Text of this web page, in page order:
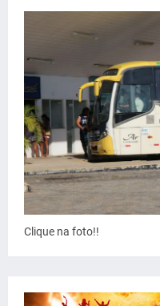
Clique na foto!!